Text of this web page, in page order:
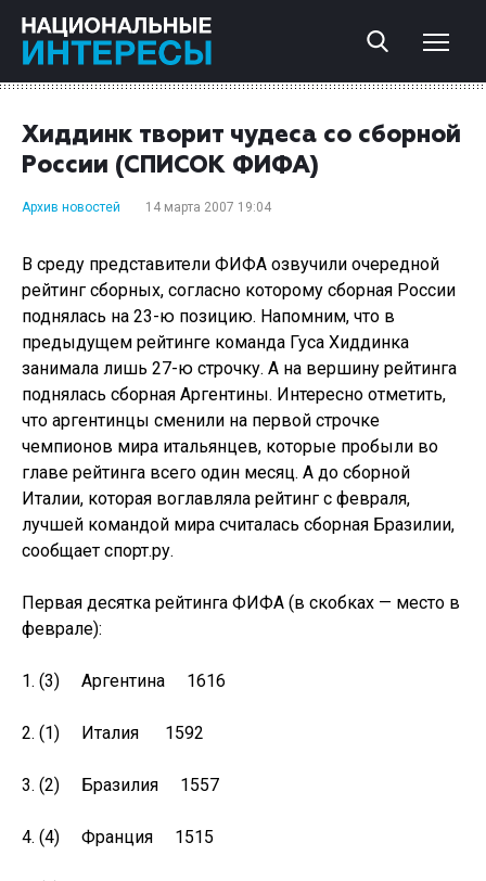
Хиддинк творит чудеса со сборной
России (СПИСОК ФИФА)
Архив новостей 14 марта 2007 19:04
В среду представители ФИФА озвучили очередной
рейтинг сборных, согласно которому сборная России
поднялась на 23-ю позицию. Напомним, что в
предыдущем рейтинге команда Гуса Хиддинка
занимала лишь 27-ю строчку. А на вершину рейтинга
поднялась сборная Аргентины. Интересно отметить,
что аргентинцы сменили на первой строчке
чемпионов мира итальянцев, которые пробыли во
главе рейтинга всего один месяц. А до сборной
Италии, которая воглавляла рейтинг с февраля,
лучшей командой мира считалась сборная Бразилии,
сообщает спорт.ру.
Первая десятка рейтинга ФИФА (в скобках — место в
феврале):
1. (3) Аргентина 1616
2. (1) Италия 1592
3. (2) Бразилия 1557
4. (4) Франция 1515